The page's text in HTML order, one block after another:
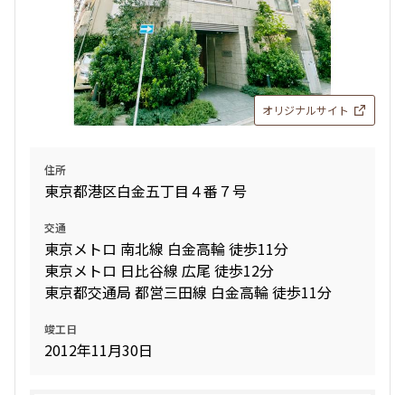
オリジナルサイト
住所
東京都港区白金五丁目４番７号
交通
東京メトロ 南北線 白金高輪 徒歩11分
東京メトロ 日比谷線 広尾 徒歩12分
東京都交通局 都営三田線 白金高輪 徒歩11分
竣工日
2012年11月30日